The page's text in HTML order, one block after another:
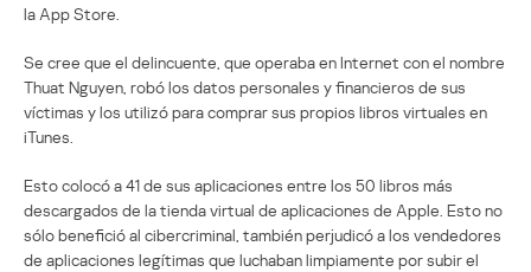
la App Store.
Se cree que el delincuente, que operaba en Internet con el nombre
Thuat Nguyen, robó los datos personales y financieros de sus
víctimas y los utilizó para comprar sus propios libros virtuales en
iTunes.
Esto colocó a 41 de sus aplicaciones entre los 50 libros más
descargados de la tienda virtual de aplicaciones de Apple. Esto no
sólo benefició al cibercriminal, también perjudicó a los vendedores
de aplicaciones legítimas que luchaban limpiamente por subir el